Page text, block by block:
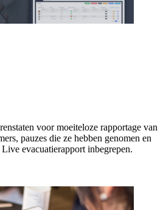
voor moeiteloze rapportage van
pauzes die ze hebben genomen en
evacuatierapport inbegrepen.